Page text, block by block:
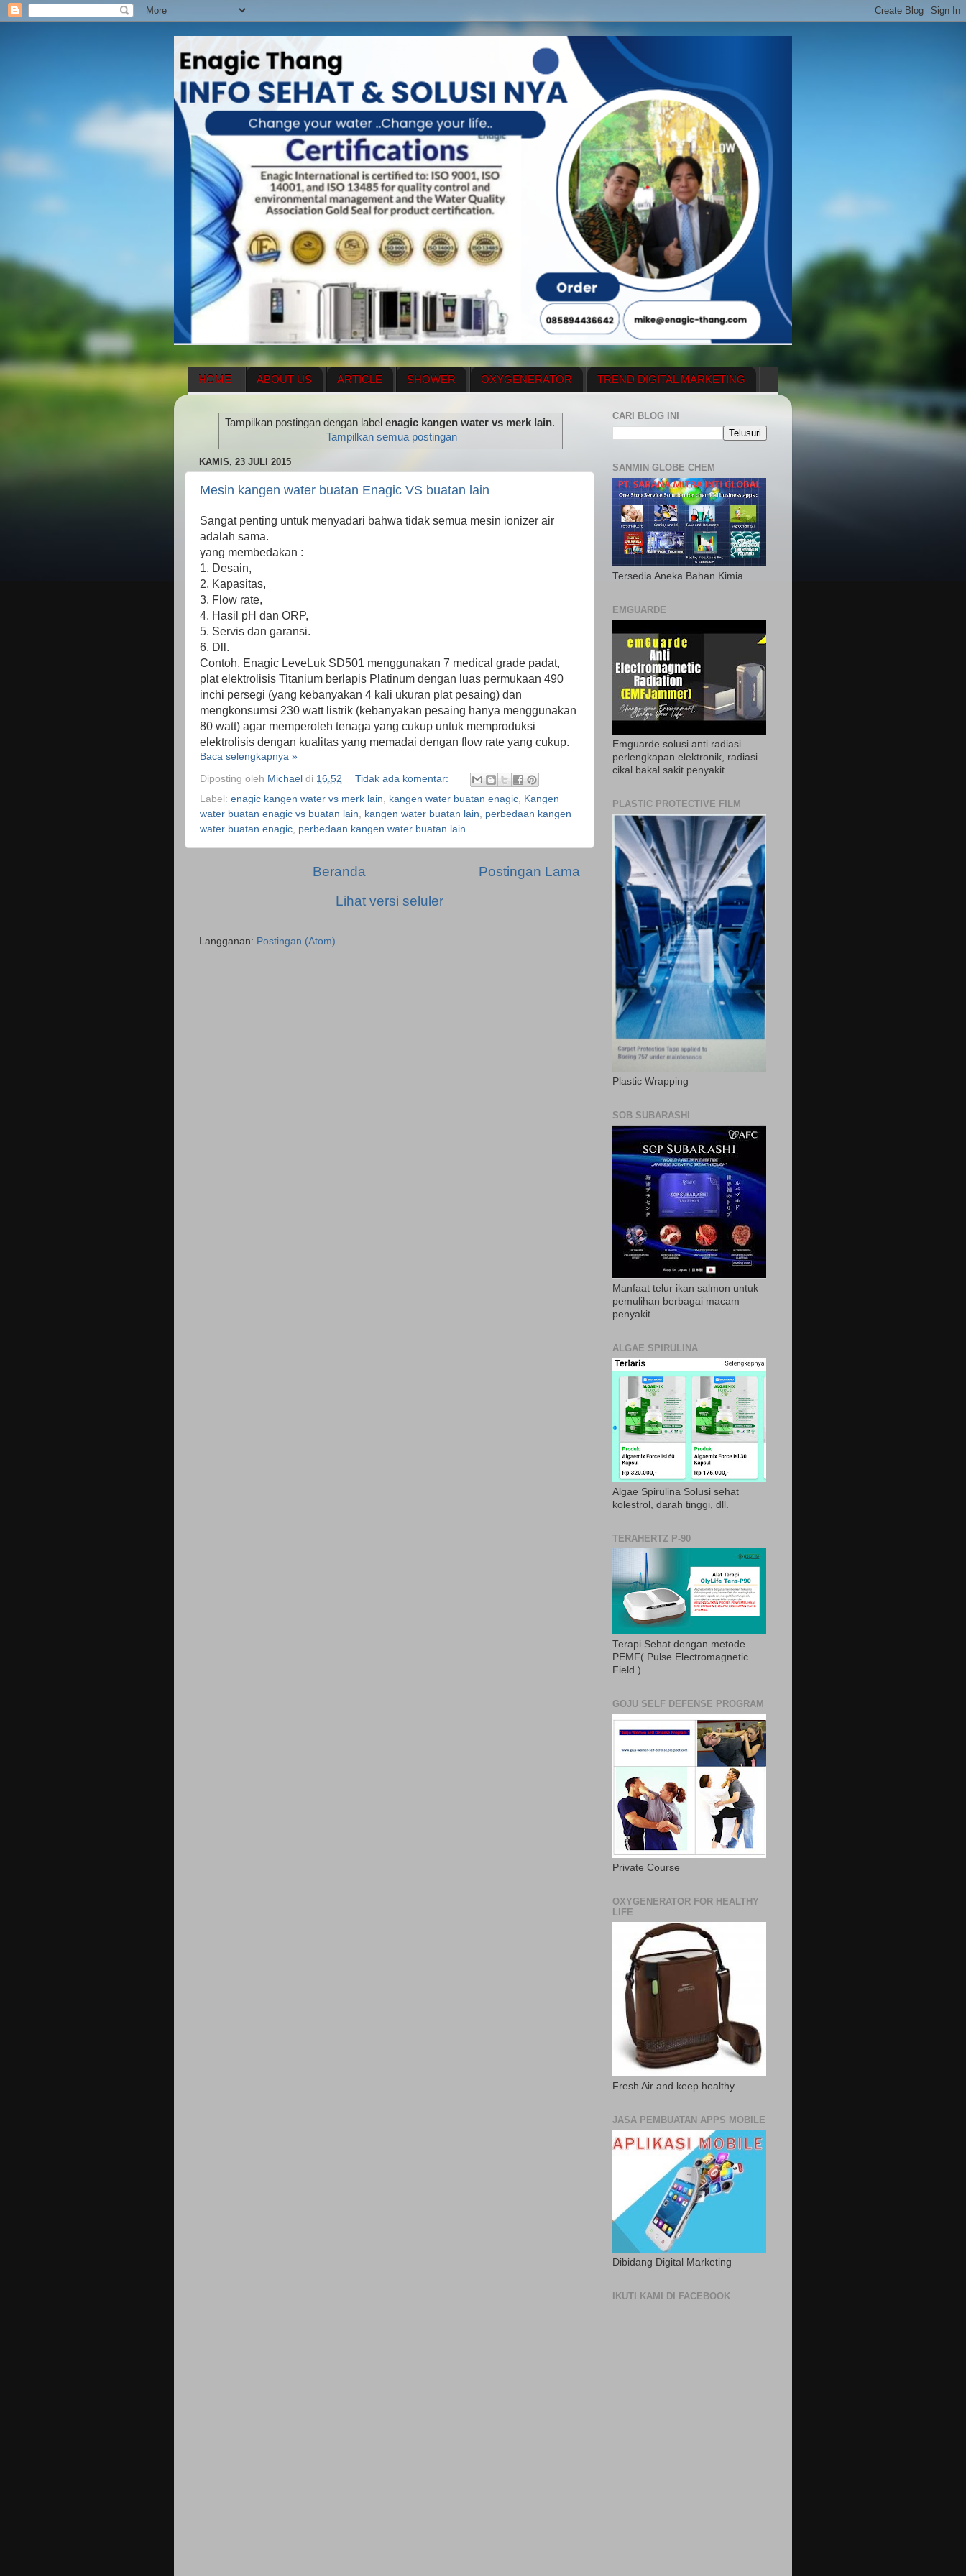
HOME ABOUT US ARTICLE SHOWER OXYGENERATOR TREND DIGITAL MARKETING
ENAGIC COMPENSATION PLAN MENUS
Tampilkan postingan dengan label enagic kangen water vs merk lain.
Tampilkan semua postingan
KAMIS, 23 JULI 2015
Mesin kangen water buatan Enagic VS buatan lain
Sangat penting untuk menyadari bahwa tidak semua mesin ionizer air
adalah sama.
yang membedakan :
1. Desain,
2. Kapasitas,
3. Flow rate,
4. Hasil pH dan ORP,
5. Servis dan garansi.
6. Dll.
Contoh, Enagic LeveLuk SD501 menggunakan 7 medical grade padat,
plat elektrolisis Titanium berlapis Platinum dengan luas permukaan 490
inchi persegi (yang kebanyakan 4 kali ukuran plat pesaing) dan
mengkonsumsi 230 watt listrik (kebanyakan pesaing hanya menggunakan
80 watt) agar memperoleh tenaga yang cukup untuk memproduksi
elektrolisis dengan kualitas yang memadai dengan flow rate yang cukup.
Baca selengkapnya »
Diposting oleh Michael di 16.52
Tidak ada komentar:
Label: enagic kangen water vs merk lain, kangen water buatan enagic, Kangen
water buatan enagic vs buatan lain, kangen water buatan lain, perbedaan kangen
water buatan enagic, perbedaan kangen water buatan lain
Postingan Lama
Beranda
Lihat versi seluler
Langganan: Postingan (Atom)
CARI BLOG INI
SANMIN GLOBE CHEM
Tersedia Aneka Bahan Kimia
EMGUARDE
Emguarde solusi anti radiasi
perlengkapan elektronik, radiasi
cikal bakal sakit penyakit
PLASTIC PROTECTIVE FILM
Plastic Wrapping
SOB SUBARASHI
Manfaat telur ikan salmon untuk
pemulihan berbagai macam
penyakit
ALGAE SPIRULINA
Algae Spirulina Solusi sehat
kolestrol, darah tinggi, dll.
TERAHERTZ P-90
Terapi Sehat dengan metode
PEMF( Pulse Electromagnetic
Field )
GOJU SELF DEFENSE PROGRAM
Private Course
OXYGENERATOR FOR HEALTHY
LIFE
Fresh Air and keep healthy
JASA PEMBUATAN APPS MOBILE
Dibidang Digital Marketing
IKUTI KAMI DI FACEBOOK